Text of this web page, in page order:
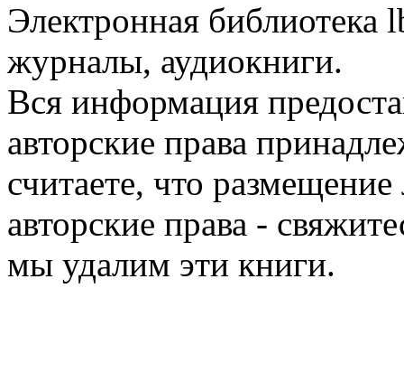
Электронная библиотека
журналы, аудиокниги.
Вся информация
авторские права
считаете, что
авторские права -
мы удалим эти книги.